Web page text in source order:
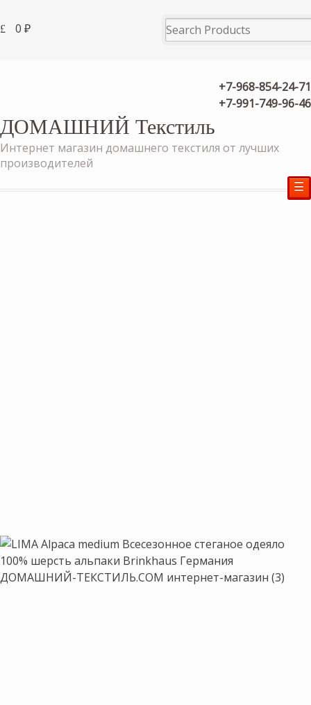
0 ₽
+7-968-854-24-71
+7-991-749-96-46
ДОМАШНИЙ Текстиль
Интернет магазин домашнего текстиля от лучших
производителей
☰